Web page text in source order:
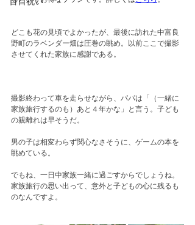
どこも花の見頃でよかったが、最後に訪れた中富良
野町のラベンダー畑は圧巻の眺め。以前ここで撮影
させてくれた家族に感謝である。
撮影終わって車を走らせながら、パパは「（一緒に
家族旅行するのも）あと４年かな」と言う。子ども
の親離れは早そうだ。
男の子は相変わらず関心なさそうに、ゲームの本を
眺めている。
でもね、一日中家族一緒に過ごすからでしょうね。
家族旅行の思い出って、意外と子どもの心に残るも
のなんですよ。